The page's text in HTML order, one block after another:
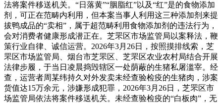
法将案件移送机关。“日落黄”“胭脂红”以及“红”是的食物添加
剂，可正在范畴内利用，但本案当事人利用这三种添加剂来提
拔鸭成品的“卖相”，属于超范畴利用食物添加剂的违法行为，
会对消费者健康形成潜正在。芝罘区市场监管局以案释法，鞭
策行业自律、诚信运营。2026年3月26日，按照摸排线索，芝
罘区市场监管局、烟台市芝罘区、芝罘区农业农村局结合开展
法律步履，于当日凌晨捣毁辖区一处荫蔽的生猪私屠滥宰。经
查，运营者周某纬持久对外发卖未经查验检疫的生猪肉，涉案
货值达15万余元，涉嫌形成犯罪，2026年3月26日，芝罘区市
场监管局依法将案件移送机关。未经查验检疫的“白板肉”，无